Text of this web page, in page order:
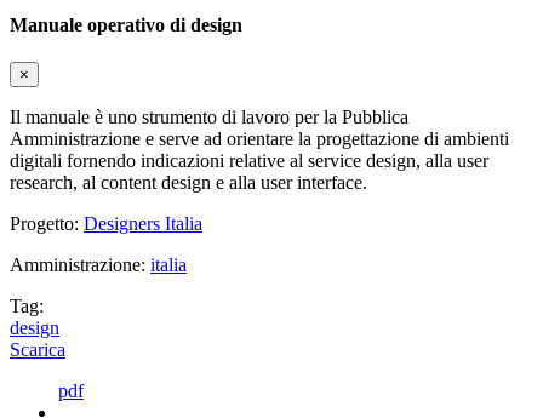
Manuale operativo di design
×
Il manuale è uno strumento di lavoro per la Pubblica
Amministrazione e serve ad orientare la progettazione di ambienti
digitali fornendo indicazioni relative al service design, alla user
research, al content design e alla user interface.
Progetto: Designers Italia
Amministrazione: italia
Tag:
design
Scarica
pdf